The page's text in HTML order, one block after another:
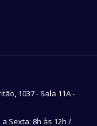
1037 - Sala 11A -
Sexta: 8h às 12h /